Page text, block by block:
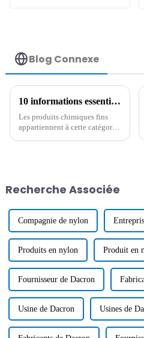
Blog Connexe
10 informations essentielles sur le mélange maître HDT que tout acheteur international devrait connaître
Les produits chimiques fins
appartiennent à cette catégorie
production.
Recherche Associée
Compagnie de nylon
Produits en nylon Produit en
Fournisseur de Dacron
Usine de Dacron Usines de